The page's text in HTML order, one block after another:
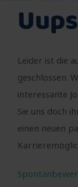
Leider ist die
geschlossen.
interessante
Sie uns doch
einen neuen